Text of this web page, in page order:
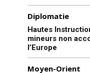
Diplomatie
Hautes
mineurs non
l’Europe
Moyen-Orient